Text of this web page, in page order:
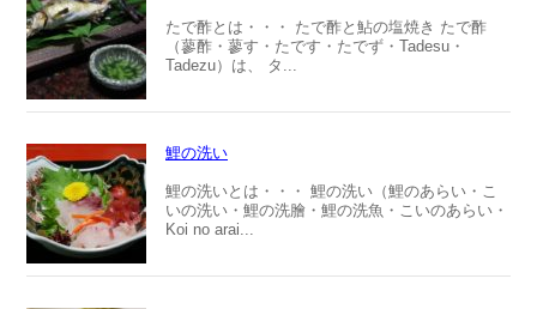
たで酢とは・・・ たで酢と鮎の塩焼き たで酢
（蓼酢・蓼す・たです・たでず・Tadesu・
Tadezu）は、 タ...
鯉の洗い
鯉の洗いとは・・・ 鯉の洗い（鯉のあらい・こ
いの洗い・鯉の洗膾・鯉の洗魚・こいのあらい・
Koi no arai...